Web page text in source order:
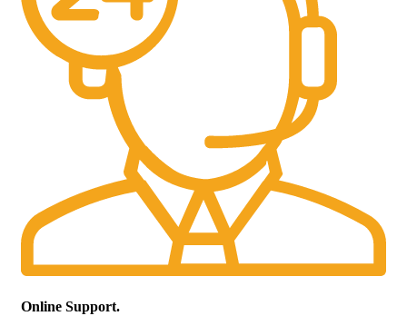
Online Support.